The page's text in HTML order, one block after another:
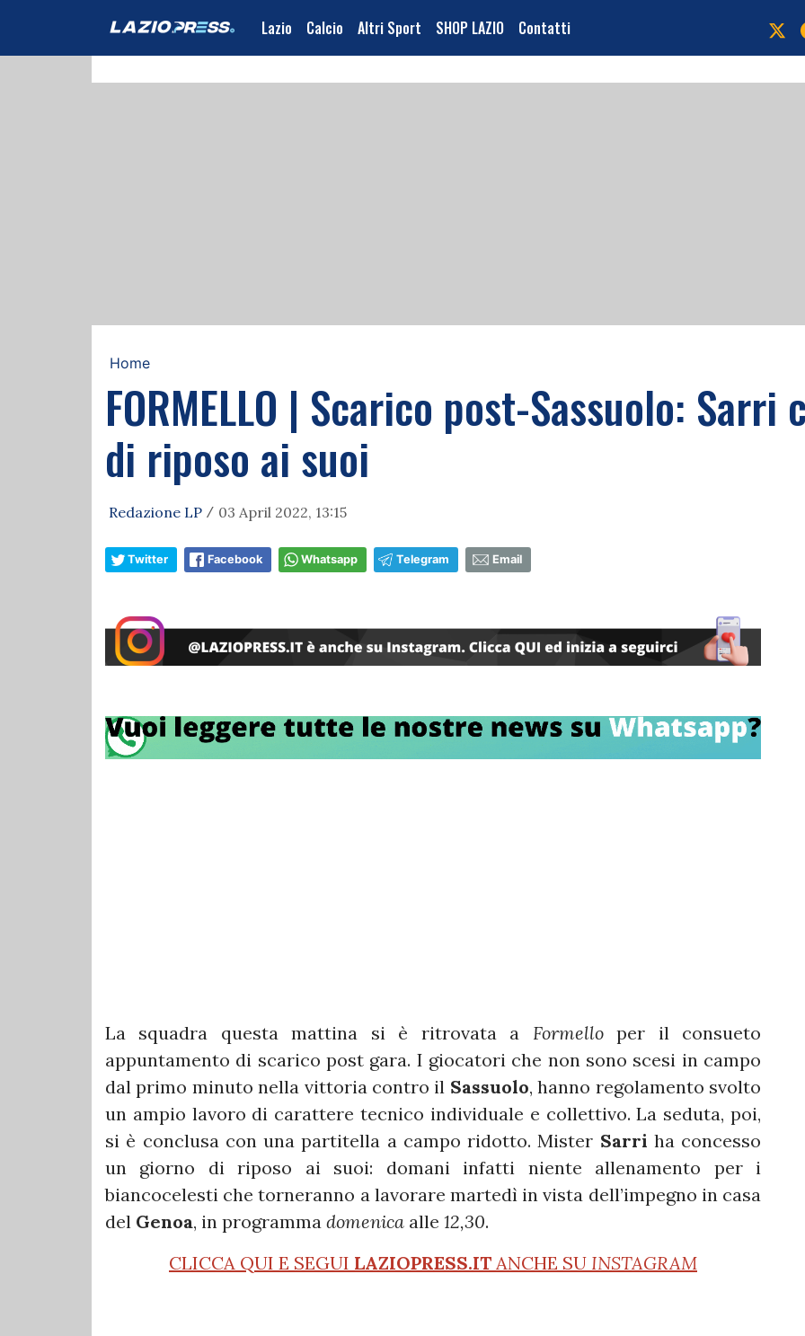
Lazio Calcio Altri Sport SHOP LAZIO Contatti
Home
FORMELLO | Scarico post-Sassuolo:
di riposo ai suoi
Redazione LP / 03 April 2022, 13:15
Twitter Facebook Whatsapp Telegram Email
La squadra questa mattina si è ritrovata a Formelloper il consueto
appuntamento di scarico post gara. I giocatori che non sono scesi in campo
dal primo minuto nella vittoria contro il Sassuolo, hanno regolamento svolto
un ampio lavoro di carattere tecnico individuale e collettivo. La seduta, poi,
si è conclusa con una partitella a campo ridotto. Mister Sarri ha concesso
un giorno di riposo ai suoi: domani infatti niente allenamento per i
biancocelesti che torneranno a lavorare martedì in vista dell’impegno in casa
del Genoa, in programma domenica alle 12,30.
CLICCA QUI E SEGUI LAZIOPRESS.IT ANCHE SU INSTAGRAM